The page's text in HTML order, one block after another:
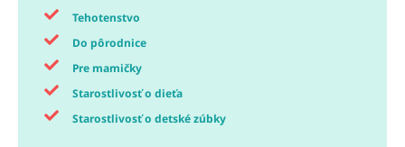
Tehotenstvo
Do pôrodnice
Pre mamičky
Starostlivosť o dieťa
Starostlivosť o detské zúbky